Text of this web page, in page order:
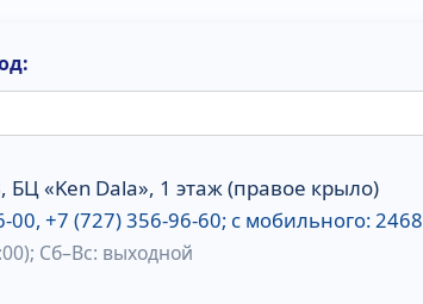
БЦ «Ken Dala», 1 этаж (правое крыло)
00, +7 (727) 356-96-60; с мобильного: 2468
Сб–Вс: выходной